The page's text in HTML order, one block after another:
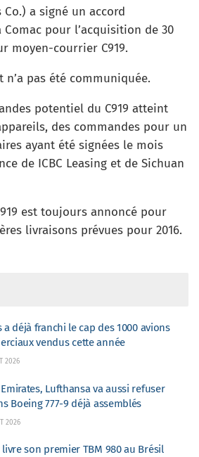
a signé un accord
pour l’acquisition de 30
moyen-courrier C919.
pas été communiquée.
potentiel du C919 atteint
des commandes pour un
ayant été signées le mois
de ICBC Leasing et de Sichuan
est toujours annoncé pour
livraisons prévues pour 2016.
a déjà franchi le cap des 1000 avions
vendus cette année
2026
Lufthansa va aussi refuser
Boeing 777-9 déjà assemblés
2026
livre son premier TBM 980 au Brésil